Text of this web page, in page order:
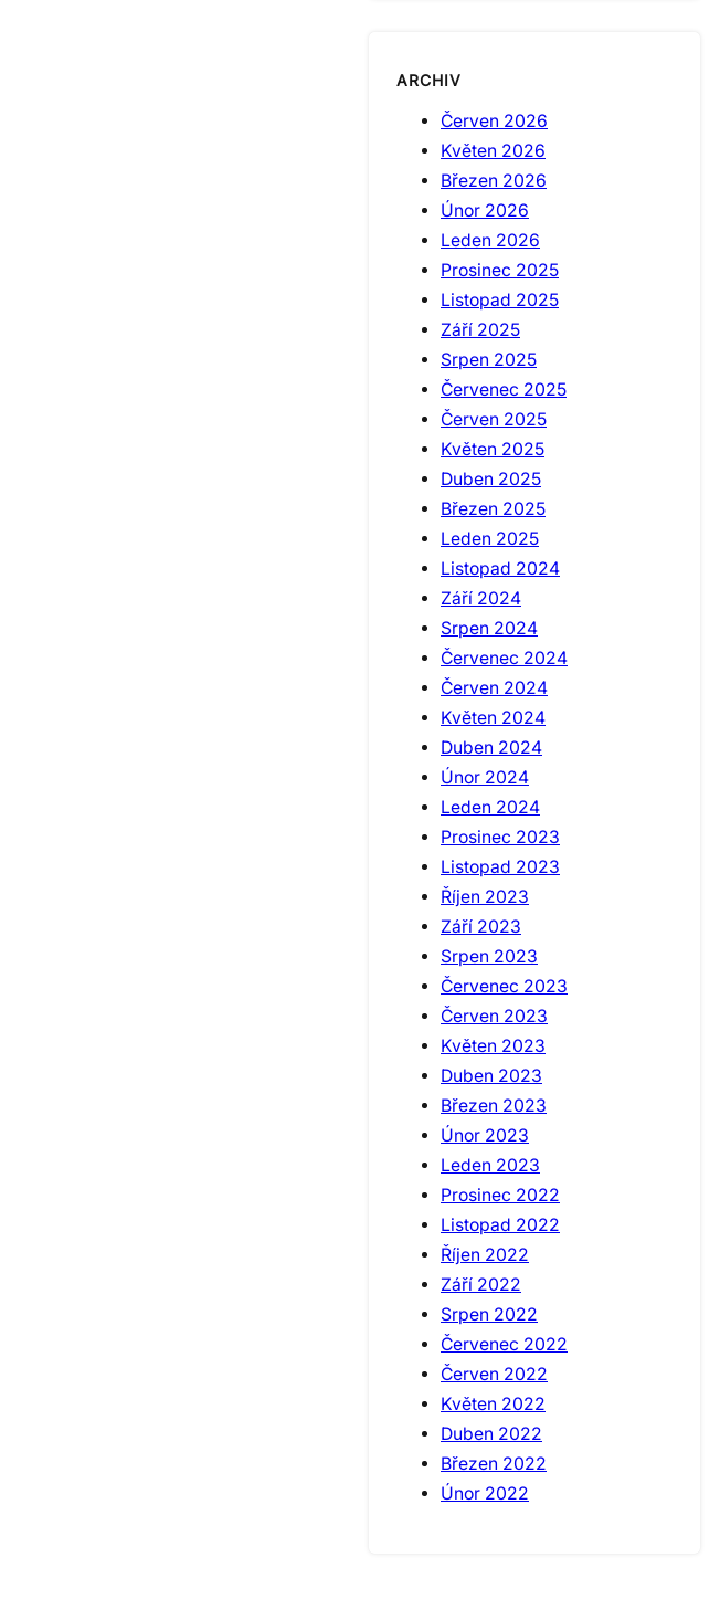
ARCHIV
Červen 2026
Květen 2026
Březen 2026
Únor 2026
Leden 2026
Prosinec 2025
Listopad 2025
Září 2025
Srpen 2025
Červenec 2025
Červen 2025
Květen 2025
Duben 2025
Březen 2025
Leden 2025
Listopad 2024
Září 2024
Srpen 2024
Červenec 2024
Červen 2024
Květen 2024
Duben 2024
Únor 2024
Leden 2024
Prosinec 2023
Listopad 2023
Říjen 2023
Září 2023
Srpen 2023
Červenec 2023
Červen 2023
Květen 2023
Duben 2023
Březen 2023
Únor 2023
Leden 2023
Prosinec 2022
Listopad 2022
Říjen 2022
Září 2022
Srpen 2022
Červenec 2022
Červen 2022
Květen 2022
Duben 2022
Březen 2022
Únor 2022